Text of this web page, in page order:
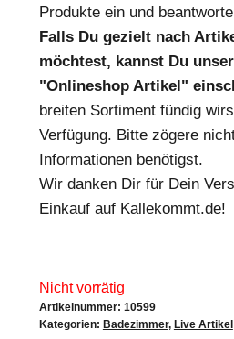
Produkte ein und
Falls Du gezielt nach
möchtest, kannst Du
"Onlineshop Artikel"
breiten Sortiment fündig
Verfügung. Bitte zögere
Informationen benötigst.
Wir danken Dir für Dein
Einkauf auf Kallekommt.de!
Nicht vorrätig
Artikelnummer: 10599
Kategorien: Badezimmer, Live Artikel